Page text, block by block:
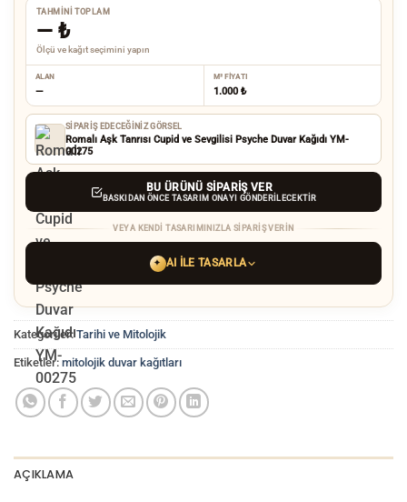
TAHMINI TOPLAM
— ₺
Ölçü ve kağıt seçimini yapın
ALAN
—
M² FIYATI
1.000 ₺
SIPARIŞ EDECEĞINIZ GÖRSEL
Romalı Aşk Tanrısı Cupid ve Sevgilisi Psyche Duvar Kağıdı YM-
00275
BU ÜRÜNÜ SIPARIŞ VER
BASKIDAN ÖNCE TASARIM ONAYI GÖNDERILECEKTIR
VEYA KENDI TASARIMINIZLA SIPARIŞ VERIN
✦ AI ILE TASARLA
ChatGPT
Tercih ettiğiniz AI aracı ile
baskı kalitesine yükseltip
üretim yaparız.
Kategoriler:Tarihi ve Mitolojik
Etiketler: mitolojik duvar kağıtları
AÇIKLAMA